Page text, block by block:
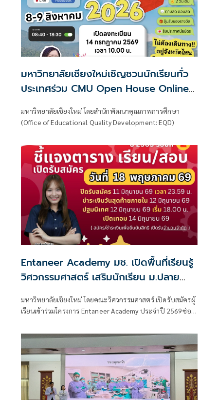
มหาวิทยาลัยเชียงใหม่เชิญชวนนักเรียนทั่ว
ประเทศร่วม CMU Open House Online
ความพร้อมสู่การศึกษาต่อระดับอุดมศึกษา
มหาวิทยาลัยเชียงใหม่ โดยสำนักพัฒนาคุณภาพการศึกษา
(Office of Educational Quality Development: EQD)
Entaneer Academy มช. เปิดพื้นที่เรียนรู้
วิศวกรรมศาสตร์ เสริมนักเรียน ม.ปลาย
มหาวิทยาลัย
มหาวิทยาลัยเชียงใหม่ โดยคณะวิศวกรรมศาสตร์ เปิดรับสมัครผู้
เรียนเข้าร่วมโครงการ Entaneer Academy ประจำปี 2569ช่อง
ความพร้อมสู่การเป็นนักศึกษาคณะวิศวกรรมศาสตร์ และต่อย
อดสู่การประกอบอาชีพวิศวกรในอนาคต ภายใต้แนวคิดการ
ศึกษาตลอดชีวิต (Lifelong Education) ที่เปิดโอกาสให้ผู้เรียน
ทุกช่วงวัยเข้าถึงองค์ความรู้และพัฒนาทักษะได้อย่างต่อเนื่อง